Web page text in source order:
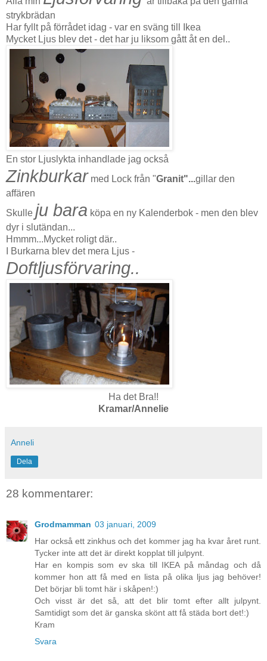
strykbrädan
Har fyllt på förrådet idag - var en sväng till Ikea
Mycket Ljus blev det - det har ju liksom gått åt en del..
En stor Ljuslykta inhandlade jag också
Zinkburkar med Lock från "Granit"...gillar den
affären
Skulle ju bara köpa en ny Kalenderbok - men den blev
dyr i slutändan...
Hmmm...Mycket roligt där..
I Burkarna blev det mera Ljus -
Doftljusförvaring..
Ha det Bra!!
Kramar/Annelie
Anneli
Dela
28 kommentarer:
Grodmamman 03 januari, 2009
Har också ett zinkhus och det kommer jag ha kvar året runt.
Tycker inte att det är direkt kopplat till julpynt.
Har en kompis som ev ska till IKEA på måndag och då
kommer hon att få med en lista på olika ljus jag behöver!
Det börjar bli tomt här i skåpen!:)
Och visst är det så, att det blir tomt efter allt julpynt.
Samtidigt som det är ganska skönt att få städa bort det!:)
Kram
Svara